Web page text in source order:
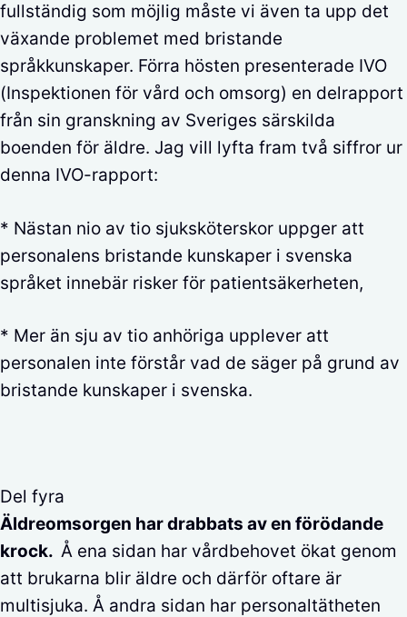
fullständig som möjlig måste vi även ta upp det
växande problemet med bristande
språkkunskaper. Förra hösten presenterade IVO
(Inspektionen för vård och omsorg) en delrapport
från sin granskning av Sveriges särskilda
boenden för äldre. Jag vill lyfta fram två siffror ur
denna IVO-rapport:
* Nästan nio av tio sjuksköterskor uppger att
personalens bristande kunskaper i svenska
språket innebär risker för patientsäkerheten,
* Mer än sju av tio anhöriga upplever att
personalen inte förstår vad de säger på grund av
bristande kunskaper i svenska.
Del fyra
Äldreomsorgen har drabbats av en förödande
krock. Å ena sidan har vårdbehovet ökat genom
att brukarna blir äldre och därför oftare är
multisjuka. Å andra sidan har personaltätheten